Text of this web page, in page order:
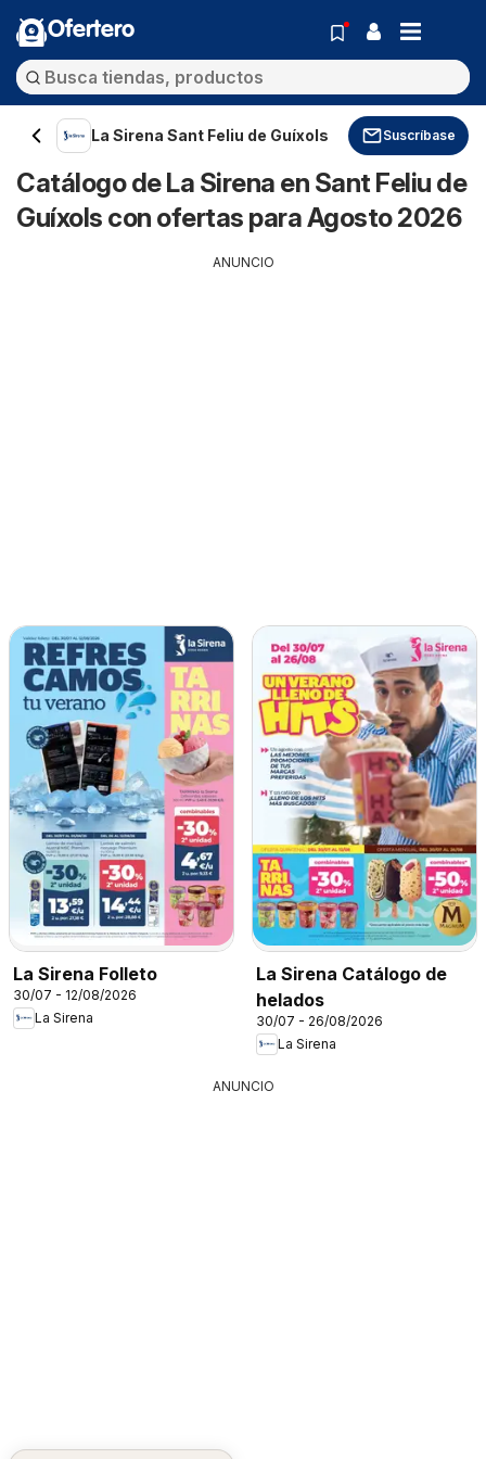
Ofertero
La Sirena Sant Feliu de Guíxols Suscríbase
Catálogo de La Sirena en Sant Feliu de
Guíxols con ofertas para Agosto 2026
ANUNCIO
La Sirena Folleto
30/07 - 12/08/2026
La Sirena
La Sirena Catálogo de
helados
30/07 - 26/08/2026
La Sirena
ANUNCIO